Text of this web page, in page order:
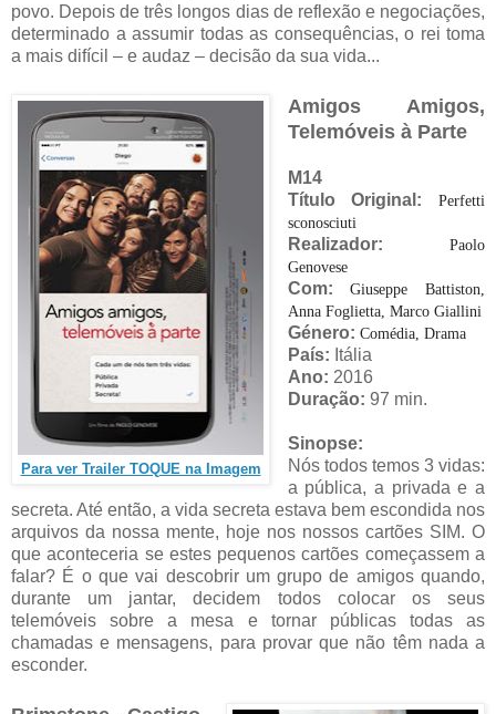
povo. Depois de três longos dias de reflexão e negociações,
determinado a assumir todas as consequências, o rei toma
a mais difícil – e audaz – decisão da sua vida...
Para ver Trailer TOQUE na Imagem
Amigos Amigos,
Telemóveis à Parte
M14
Título Original:
Perfetti
sconosciuti
Realizador: Paolo
Genovese
Com:Giuseppe Battiston,
Anna Foglietta, Marco Giallini
Género: Comédia, Drama
País: Itália
Ano: 2016
Duração: 97 min.
Sinopse:
Nós todos temos 3 vidas:
a pública, a privada e a
secreta. Até então, a vida secreta estava bem escondida nos
arquivos da nossa mente, hoje nos nossos cartões SIM. O
que aconteceria se estes pequenos cartões começassem a
falar? É o que vai descobrir um grupo de amigos quando,
durante um jantar, decidem todos colocar os seus
telemóveis sobre a mesa e tornar públicas todas as
chamadas e mensagens, para provar que não têm nada a
esconder.